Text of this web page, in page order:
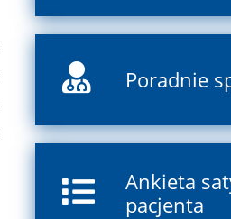
Poradnie
Ankieta
pacjenta